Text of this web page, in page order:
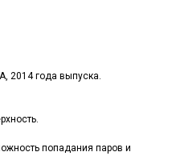
2014 года выпуска.
попадания паров и